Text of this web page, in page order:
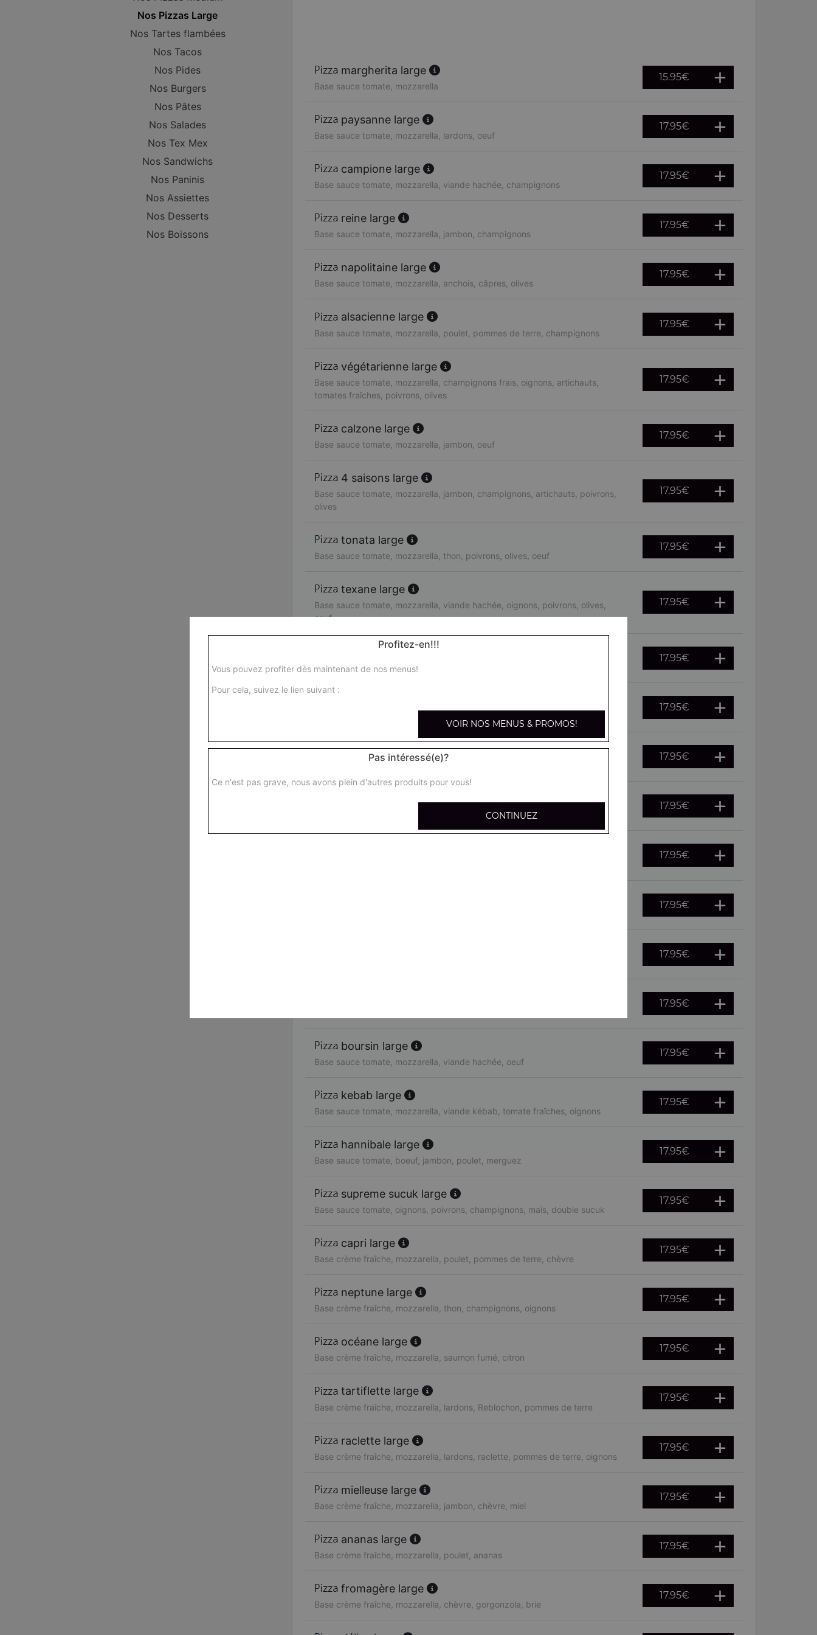
Nos Pizzas Large
Nos Tartes flambées
Nos Tacos
Nos Pides
Nos Burgers
Nos Pâtes
Nos Salades
Nos Tex Mex
Nos Sandwichs
Nos Paninis
Nos Assiettes
Nos Desserts
Nos Boissons
margherita large
Base sauce tomate, mozzarella
15.95€
paysanne large
Base sauce tomate, mozzarella, lardons, oeuf
17.95€
campione large
Base sauce tomate, mozzarella, viande hachée, champignons
17.95€
reine large
Base sauce tomate, mozzarella, jambon, champignons
17.95€
napolitaine large
Base sauce tomate, mozzarella, anchois, câpres, olives
17.95€
alsacienne large
Base sauce tomate, mozzarella, poulet, pommes de terre, champignons
17.95€
végétarienne large
Base sauce tomate, mozzarella, champignons frais, oignons, artichauts,
tomates fraîches, poivrons, olives
17.95€
calzone large
Base sauce tomate, mozzarella, jambon, oeuf
17.95€
4 saisons large
Base sauce tomate, mozzarella, jambon, champignons, artichauts, poivrons,
olives
17.95€
tonata large
Base sauce tomate, mozzarella, thon, poivrons, olives, oeuf
17.95€
texane large
Base sauce tomate, mozzarella, viande hachée, oignons, poivrons, olives,
oeuf
17.95€
orientale large
Base sauce tomate, mozzarella, merguez, poivrons, olives, oeuf
17.95€
17.95€
fruits de mer large
Base sauce tomate, mozzarella, cocktail de fruits de mer, citron
17.95€
arménienne large
Base sauce tomate, mozzarella, pepperoni, feta, tomates fraîches
17.95€
17.95€
17.95€
17.95€
17.95€
boursin large
Base sauce tomate, mozzarella, viande hachée, oeuf
17.95€
kebab large
Base sauce tomate, mozzarella, viande kébab, tomate fraîches, oignons
17.95€
hannibale large
Base sauce tomate, boeuf, jambon, poulet, merguez
17.95€
supreme sucuk large
Base sauce tomate, oignons, poivrons, champignons, maïs, double sucuk
17.95€
capri large
Base crème fraîche, mozzarella, poulet, pommes de terre, chèvre
17.95€
neptune large
Base crème fraîche, mozzarella, thon, champignons, oignons
17.95€
océane large
Base crème fraîche, mozzarella, saumon fumé, citron
17.95€
tartiflette large
Base crème fraîche, mozzarella, lardons, Reblochon, pommes de terre
17.95€
raclette large
Base crème fraîche, mozzarella, lardons, raclette, pommes de terre, oignons
17.95€
mielleuse large
Base crème fraîche, mozzarella, jambon, chèvre, miel
17.95€
ananas large
Base crème fraîche, mozzarella, poulet, ananas
17.95€
fromagère large
Base crème fraîche, mozzarella, chèvre, gorgonzola, brie
17.95€
Profitez-en!!!
Vous pouvez profiter dès maintenant de nos menus!
Pour cela, suivez le lien suivant :
VOIR NOS MENUS & PROMOS!
Pas intéressé(e)?
Ce n'est pas grave, nous avons plein d'autres produits pour vous!
CONTINUEZ